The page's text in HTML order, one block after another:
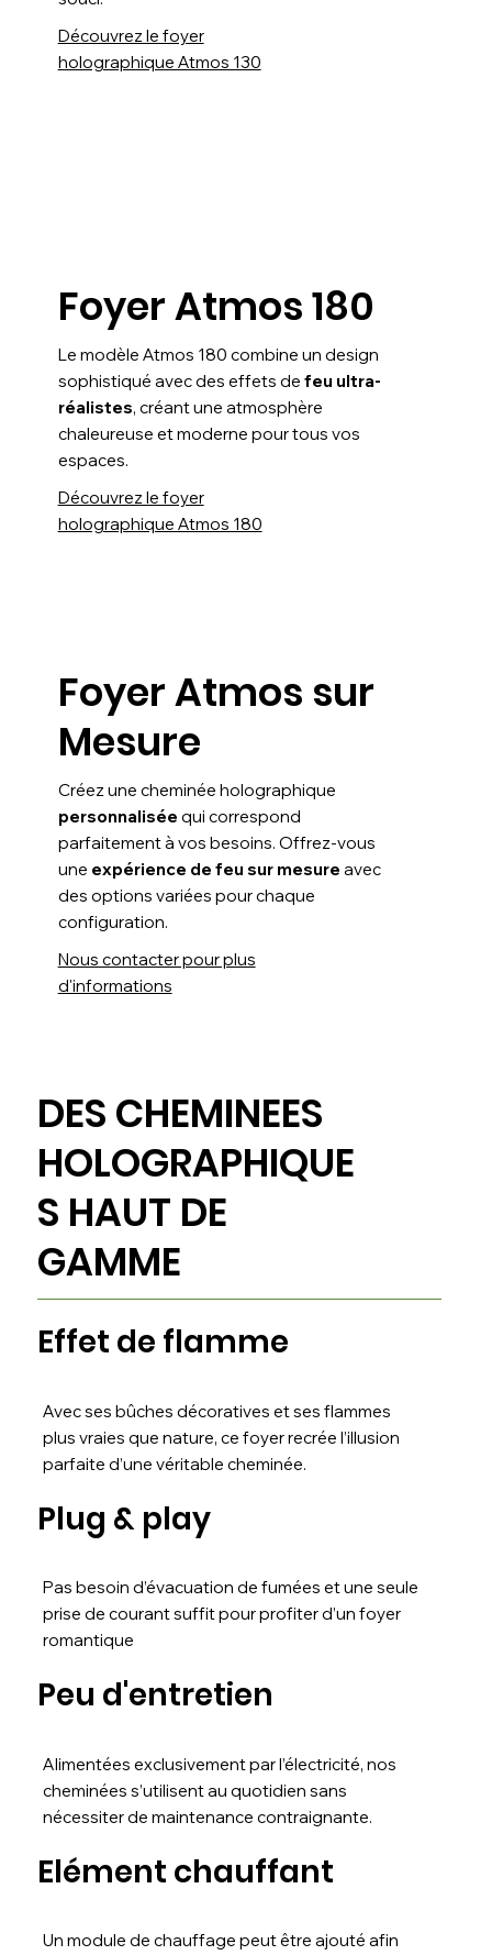
Découvrez le foyer
holographique Atmos 130
Foyer Atmos 180
Le modèle Atmos 180 combine un design
sophistiqué avec des effets de feu ultra-
réalistes, créant une atmosphère
chaleureuse et moderne pour tous vos
espaces.
Découvrez le foyer
holographique Atmos 180
Foyer Atmos sur
Mesure
Créez une cheminée holographique
personnalisée qui correspond
parfaitement à vos besoins. Offrez-vous
une expérience de feu sur mesure avec
des options variées pour chaque
configuration.
Nous contacter pour plus
d'informations
DES CHEMINEES
HOLOGRAPHIQUE
S HAUT DE
GAMME
Avec ses bûches décoratives et ses flammes
plus vraies que nature, ce foyer recrée l’illusion
parfaite d’une véritable cheminée.
Effet de flamme
Pas besoin d’évacuation de fumées et une seule
prise de courant suffit pour profiter d’un foyer
romantique
Plug & play
Alimentées exclusivement par l’électricité, nos
cheminées s’utilisent au quotidien sans
nécessiter de maintenance contraignante.
Peu d'entretien
Un module de chauffage peut être ajouté afin
Elément chauffant